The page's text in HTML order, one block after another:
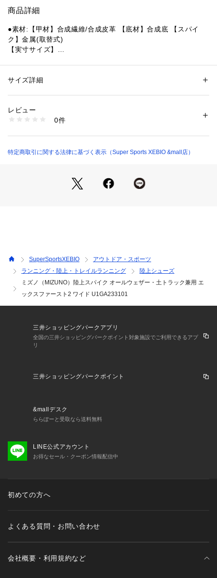
商品詳細
●素材:【甲材】合成繊維/合成皮革 【底材】合成底 【スパイ
ク】金属(取替式)
【実寸サイズ】
●メーカーカラー表記:ブラック×ダークグレー
・中
●未来のアスリートに贈る最初の1足。ワイドモデル。
【商品の購入にあたっての注意事項】
※弊社独自の採寸・計量方法により計測を行っておりますた
容内とさせていただいております。
左右の紐に10cm以上の差がある場合はメールにてお問い合わ
せください。
※一部商品において弊社カラー表記がメーカーカラー表記と異
商品の色味が若干異なる場合があります。
※掲載の価格・製品のパッケージ・デザイン・仕様について、
予告なく変更することがあります。あらかじめご了承くださ
er T&F_LPアンツーカー T&F_LPall短中長距離 短距離 中距離
ssx xmas2024_ssx_teens_spsh awshmw ss2507sp aths_bg
性別：レディース
ニング ＞ 陸上シューズ
1540000361807
サイズ詳細
レビュー
0件
特定商取引に関する法律に基づく表示（Super Sports XEBIO &mall店）
SuperSportsXEBIO
アウトドア・スポーツ
ランニング・陸上・トレイルランニング
陸上シューズ
ミズノ（MIZUNO）陸上スパイク オールウェザー・土トラック兼用 エ
ックスファースト2 ワイド U1GA233101
三井ショッピングパークアプリ
全国の三井ショッピングパークポイント対象施設でご利用できるアプ
リ
三井ショッピングパークポイント
&mallデスク
ららぽーと受取なら送料無料
LINE公式アカウント
お得なセール・クーポン情報配信中
初めての方へ
よくある質問・お問い合わせ
会社概要・利用規約など